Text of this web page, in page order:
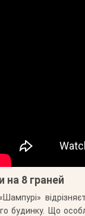
на 8 граней
будинку. Що